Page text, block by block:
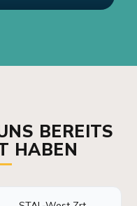
BEREITS
HABEN